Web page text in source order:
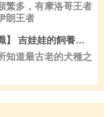
多，有摩洛哥王者
朗王者
【吉娃娃的喂養知識】 吉娃娃的飼養技藝與禁口食物有哪些？
知道最古老的犬種之